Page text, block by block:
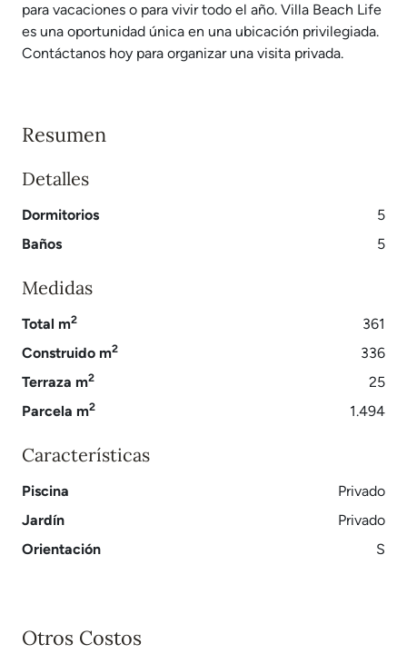
para vacaciones o para vivir todo el año. Villa Beach Life
es una oportunidad única en una ubicación privilegiada.
Contáctanos hoy para organizar una visita privada.
Resumen
Detalles
Dormitorios
5
Baños
5
Medidas
Total m2
361
Construido m2
336
Terraza m2
25
Parcela m2 1.494
Características
Piscina
Privado
Jardín
Privado
Orientación
S
Otros Costos